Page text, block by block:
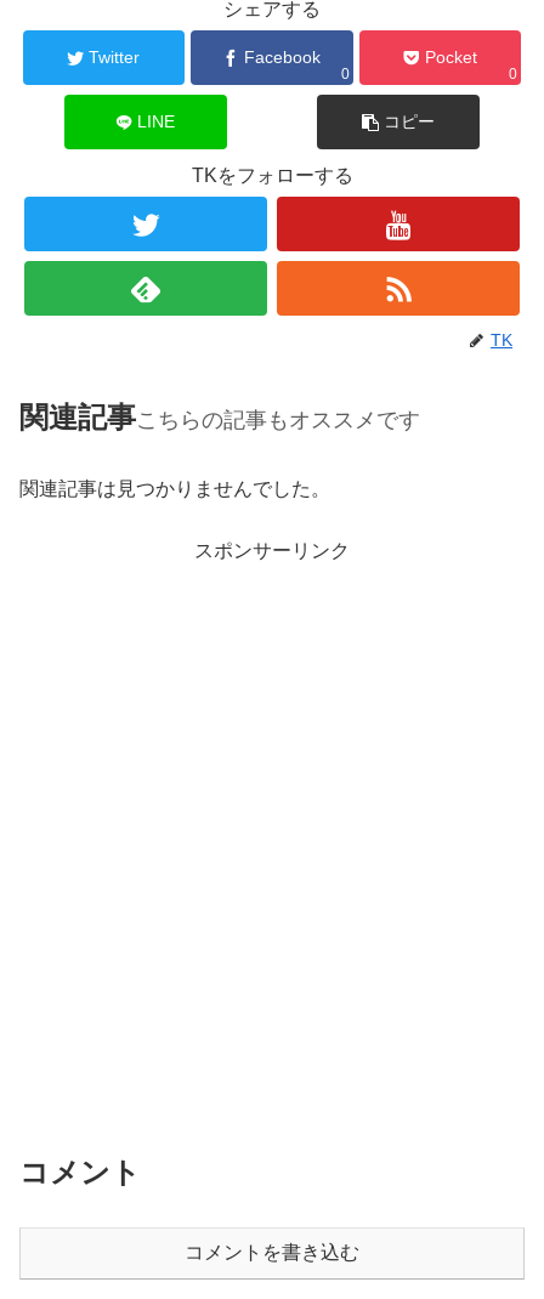
シェアする
Twitter Facebook
0
Pocket
0
LINE コピー
TKをフォローする
TK
関連記事こちらの記事もオススメです
関連記事は見つかりませんでした。
スポンサーリンク
コメント
コメントを書き込む